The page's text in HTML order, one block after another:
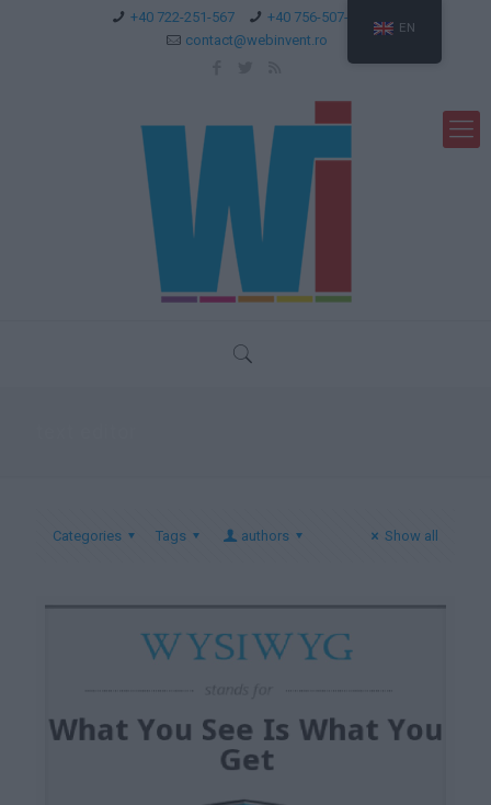
+40 722-251-567
+40 756-507-744
contact@webinvent.ro
Categories Tags authors Show all
EN